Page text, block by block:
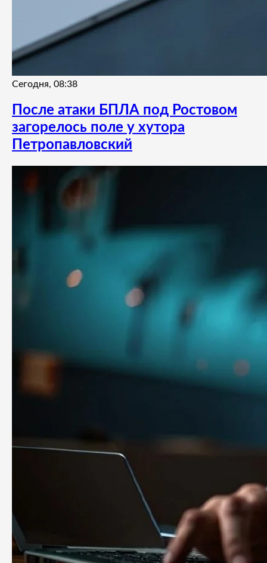
Сегодня, 08:38
После атаки БПЛА под Ростовом
загорелось поле у хутора
Петропавловский